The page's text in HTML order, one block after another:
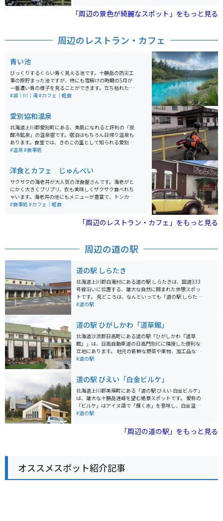
ポットは多数あります（安全な場所で停車して撮影を）
「周辺の景色が綺麗なスポット」をもっと見る
周辺のレストラン・カフェ
青い池
びっくりするくらい青く見える池です。十勝岳の防災工
事の際貯まった池ですが、特にも雪解けの時期の5月が
一番濃い青の様子を見ることができます。立ち枯れたカ
ラマツと池のコントラストが美しい眺めです。冬は池は
#湖｜川｜滝#カフェ｜軽食
愛別協和温泉
北海道上川郡愛別町にある、美肌になれると評判の「炭
酸冷鉱泉」の温泉宿です。宿泊はもちろん日帰り温泉も
あります。食堂では、きのこの里として知られる愛別町
のきのこをふんだんに使ったメニューを提供してくれま
#温泉#食事処
洋食とカフェ じゅんぺい
サクサクの海老丼が大人気の洋食屋さんです。海老がと
にかく大きくプリプリ、衣も美味しくザクザク食べれち
ゃいます。海老丼の他にもメニューが豊富で、トンカ
ツ、チキンカツ、ミックス定食などガッツリ食べたい物
おにぎり）も美味しいので、旅のお供に買いたくなりま
す。デザートも豊富、サッパリと食事を済ませたい方は
#食事処 #カフェ｜軽食
「周辺のレストラン・カフェ」をもっと見る
周辺の道の駅
道の駅 しらたき
北海道上川郡白滝村にある道の駅 しらたきは、国道333
号線沿いに位置する、雄大な自然に囲まれた休憩スポッ
トです。 見どころは、なんといっても「道の駅 しらた
き」に併設されている「白滝ジオパーク交流センター」
「ナウマンゾウ」の化石は必見です。 バイクで訪れる際
は、駐車場も広く停めやすいので安心です。道の駅周辺
には、白滝村特産のそばや山菜を使った料理を提供する
飲食店もあります。また、少し足を延ばせば、クッチャ
ロ湖など自然豊かな観光スポットも点在しているので、
#道の駅
道の駅 ひがしかわ「道草館」
北海道沙流郡日高町にある道の駅「ひがしかわ『道草
館』」は、日高自動車道の日高門別ICに隣接した便利な
立地にあります。 地元の新鮮な野菜や果物、加工品など
を販売する直売所は、旅の思い出やお土産探しに最適で
す。 軽食コーナーでは、地元産の食材を使った料理や軽
食を楽しむことができます。 日高昆布ラーメンやジンギ
スカン丼など、北海道の味覚を堪能しましょう。 バイク
で訪れる際には、広々とした駐車場があるので安心で
す。 道の駅からは、広大な牧場風景や日高山脈の雄大な
#道の駅
道の駅 びえい「白金ビルケ」
北海道上川郡美瑛町にある「道の駅 びえい 白金ビルケ」
は、雄大な十勝岳連峰を望む絶景スポットです。 愛称の
「ビルケ」はアイヌ語で「輝く水」を意味し、白金温泉
街の入り口に位置しています。 施設内には、美瑛産の新
レストランや売店があり、地元の特産品をお土産に購入
も広く停めやすいので安心です。 十勝岳連峰の絶景を眺
めながら、地元グルメやショッピングを楽しめる「道の
駅 びえい 白金ビルケ」は、北海道観光に訪れた際にはぜ
#道の駅
「周辺の道の駅」をもっと見る
オススメスポット紹介記事